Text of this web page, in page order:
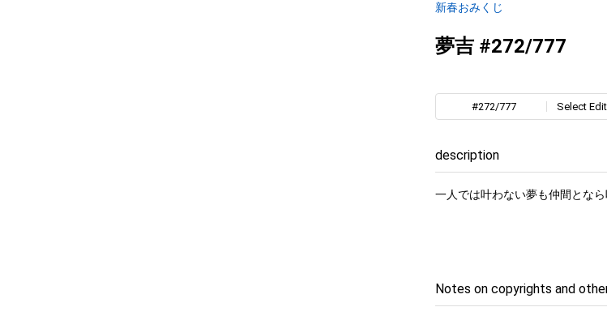
新春おみくじ
夢吉 #272/777
#272/777 Select
description
一人では叶わない夢も仲間となら
Notes on copyrights and